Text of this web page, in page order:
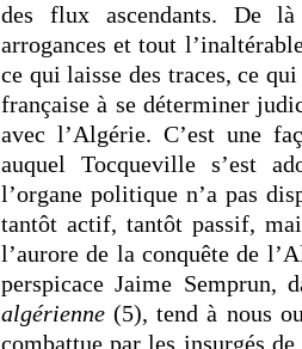
des flux ascendants. De
arrogances et tout
ce qui laisse des traces, ce
française à se déterminer
avec l’Algérie. C’est une
auquel Tocqueville s’est
l’organe politique n’a pas
tantôt actif, tantôt passif,
l’aurore de la conquête de
perspicace Jaime Semprun,
algérienne (5), tend à nous
combattue par les insurgés